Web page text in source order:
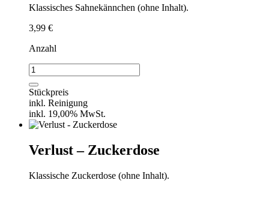
Klassisches Sahnekännchen (ohne Inhalt).
3,99 €
Anzahl
Verlust
-
Sahnekännchen
Menge
Stückpreis
inkl. Reinigung
inkl. 19,00% MwSt.
Verlust – Zuckerdose
Klassische Zuckerdose (ohne Inhalt).